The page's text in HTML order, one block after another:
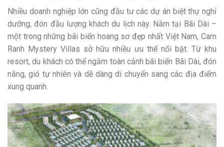
Nhiều doanh nghiệp lớn cũng đầu tư các dự án biệt thự nghỉ
dưỡng, đón đầu lượng khách du lịch này. Nằm tại Bãi Dài –
một trong những bãi biển hoang sơ đẹp nhất Việt Nam, Cam
Ranh Mystery Villas sở hữu nhiều ưu thế nổi bật. Từ khu
resort, du khách có thể ngắm toàn cảnh bãi biển Bãi Dài, đón
nắng, gió tự nhiên và dễ dàng di chuyển sang các địa điểm
xung quanh.